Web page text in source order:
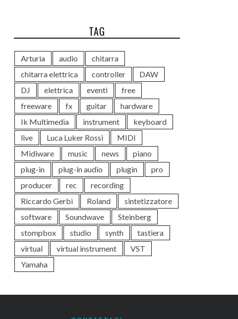
TAG
Arturia audio
chitarra
chitarra elettrica
controller
DAW
DJ
elettrica eventi
free
freeware
fx guitar
hardware
Ik Multimedia
instrument
keyboard
live
Luca Luker Rossi
MIDI
Midiware
music news
piano
plug-in
plug-in audio plugin
pro
producer
rec
recording
Riccardo Gerbi
Roland
sintetizzatore
software
Soundwave
Steinberg
stompbox
studio synth
tastiera
virtual
virtual instrument
VST
Yamaha